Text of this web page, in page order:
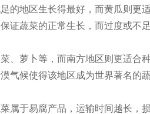
地区生长得最好，而黄瓜则更
蔬菜的正常生长，而过度或不
萝卜等，而南方地区则更适合
候使得该地区成为世界著名的
于易腐产品，运输时间越长，